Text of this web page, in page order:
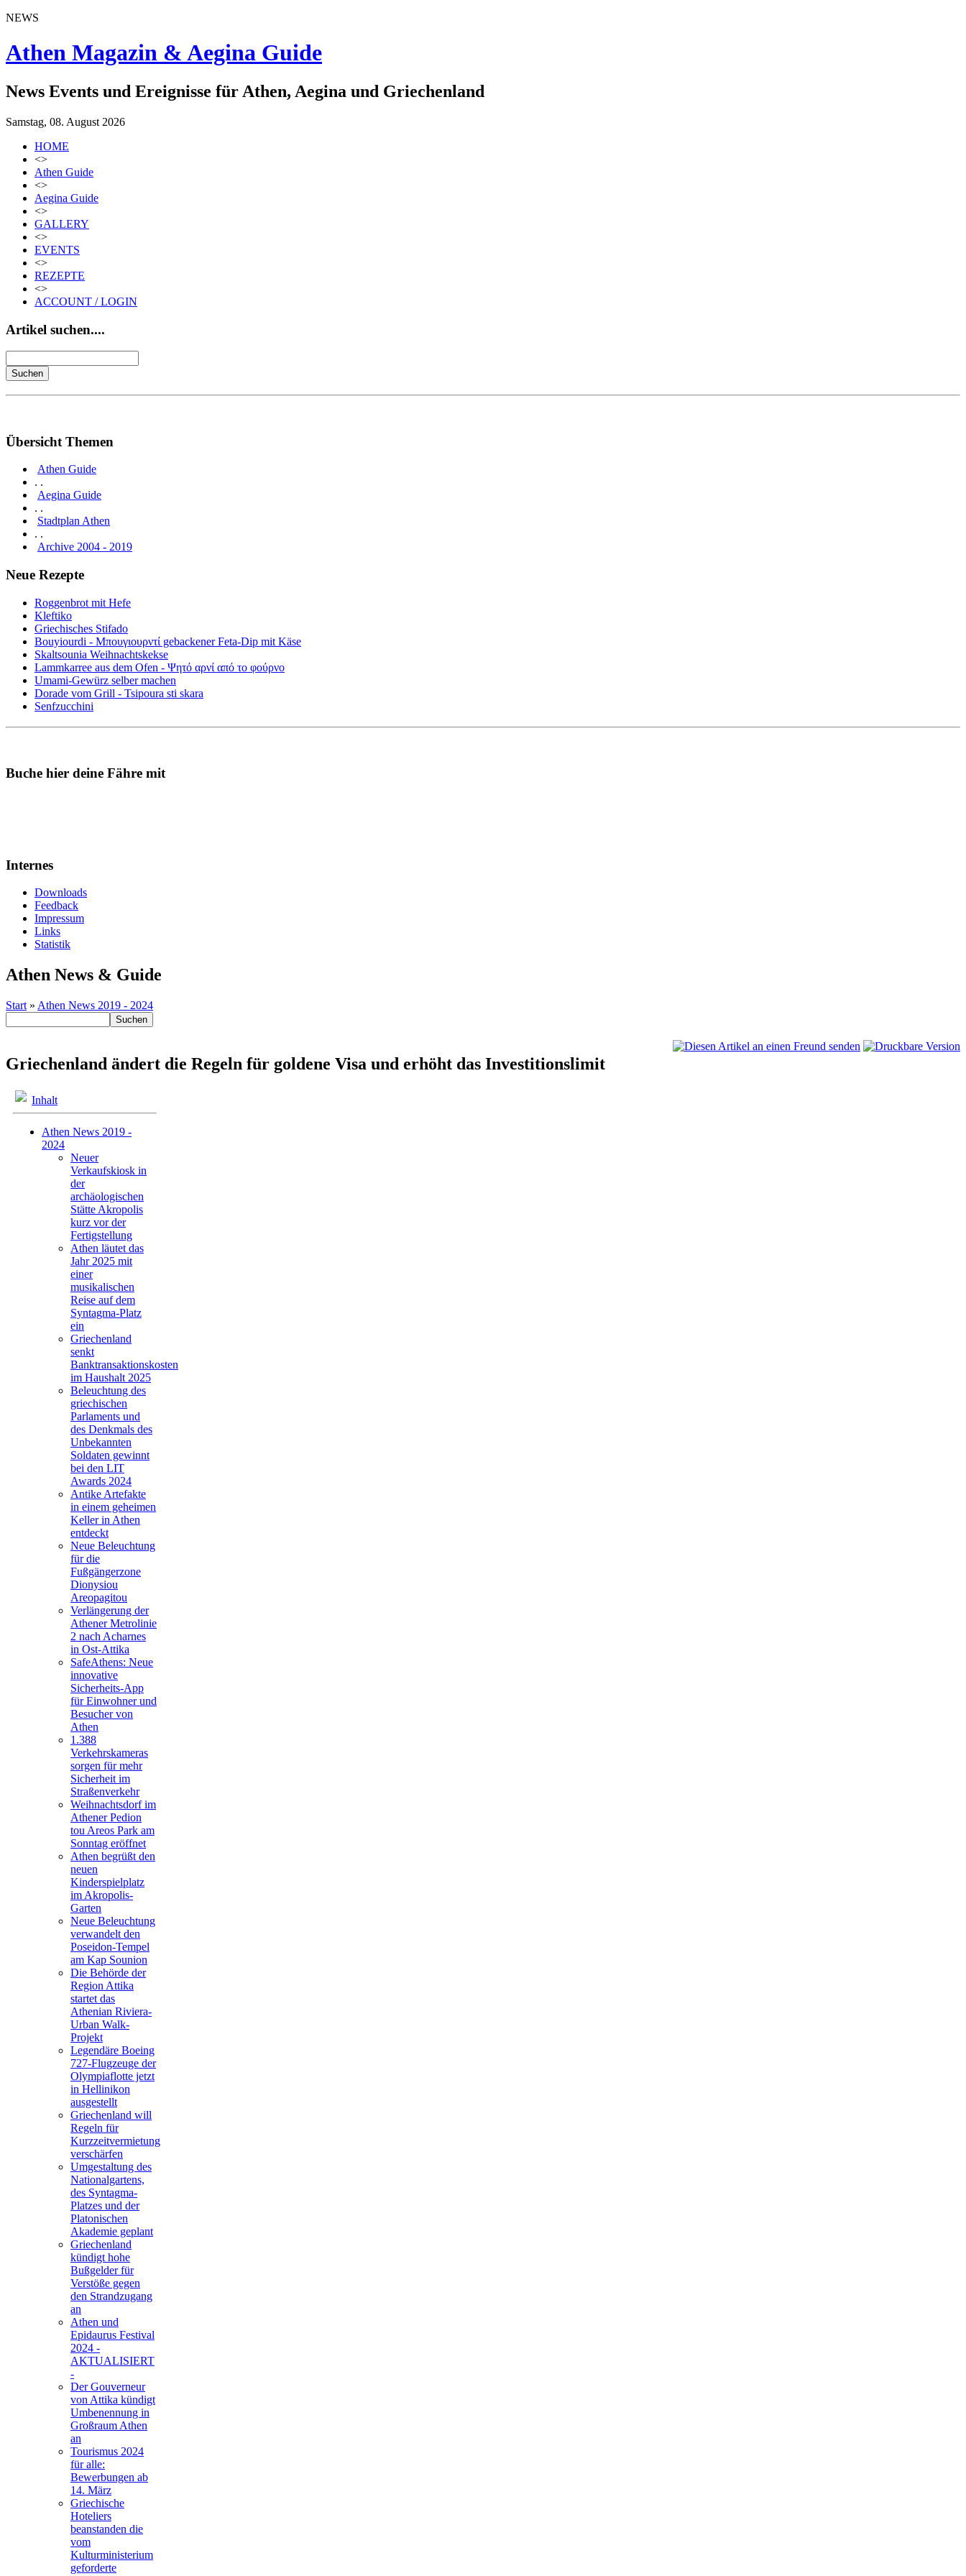
NEWS
Athen Magazin & Aegina Guide
News Events und Ereignisse für Athen, Aegina und Griechenland
Samstag, 08. August 2026
HOME
<>
Athen Guide
<>
Aegina Guide
<>
GALLERY
<>
EVENTS
<>
REZEPTE
<>
ACCOUNT / LOGIN
Artikel suchen....
Übersicht Themen
Athen Guide
. .
Aegina Guide
. .
Stadtplan Athen
. .
Archive 2004 - 2019
Neue Rezepte
Roggenbrot mit Hefe
Kleftiko
Griechisches Stifado
Bouyiourdi - Μπουγιουρντί gebackener Feta-Dip mit Käse
Skaltsounia Weihnachtskekse
Lammkarree aus dem Ofen - Ψητό αρνί από το φούρνο
Umami-Gewürz selber machen
Dorade vom Grill - Tsipoura sti skara
Senfzucchini
Buche hier deine Fähre mit
Internes
Downloads
Feedback
Impressum
Links
Statistik
Athen News & Guide
Start » Athen News 2019 - 2024
Griechenland ändert die Regeln für goldene Visa und erhöht das Investitionslimit
Inhalt
Athen News 2019 -
2024
Neuer
Verkaufskiosk in
der
archäologischen
Stätte Akropolis
kurz vor der
Fertigstellung
Athen läutet das
Jahr 2025 mit
einer
musikalischen
Reise auf dem
Syntagma-Platz
ein
Griechenland
senkt
Banktransaktionskosten
im Haushalt 2025
Beleuchtung des
griechischen
Parlaments und
des Denkmals des
Unbekannten
Soldaten gewinnt
bei den LIT
Awards 2024
Antike Artefakte
in einem geheimen
Keller in Athen
entdeckt
Neue Beleuchtung
für die
Fußgängerzone
Dionysiou
Areopagitou
Verlängerung der
Athener Metrolinie
2 nach Acharnes
in Ost-Attika
SafeAthens: Neue
innovative
Sicherheits-App
für Einwohner und
Besucher von
Athen
1.388
Verkehrskameras
sorgen für mehr
Sicherheit im
Straßenverkehr
Weihnachtsdorf im
Athener Pedion
tou Areos Park am
Sonntag eröffnet
Athen begrüßt den
neuen
Kinderspielplatz
im Akropolis-
Garten
Neue Beleuchtung
verwandelt den
Poseidon-Tempel
am Kap Sounion
Die Behörde der
Region Attika
startet das
Athenian Riviera-
Urban Walk-
Projekt
Legendäre Boeing
727-Flugzeuge der
Olympiaflotte jetzt
in Hellinikon
ausgestellt
Griechenland will
Regeln für
Kurzzeitvermietung
verschärfen
Umgestaltung des
Nationalgartens,
des Syntagma-
Platzes und der
Platonischen
Akademie geplant
Griechenland
kündigt hohe
Bußgelder für
Verstöße gegen
den Strandzugang
an
Athen und
Epidaurus Festival
2024 -
AKTUALISIERT
-
Der Gouverneur
von Attika kündigt
Umbenennung in
Großraum Athen
an
Tourismus 2024
für alle:
Bewerbungen ab
14. März
Griechische
Hoteliers
beanstanden die
vom
Kulturministerium
geforderte